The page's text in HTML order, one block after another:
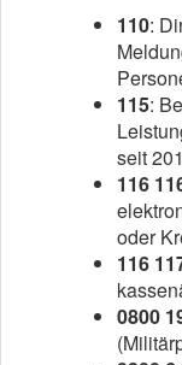
110:
115:
seit
116
oder
116
0800